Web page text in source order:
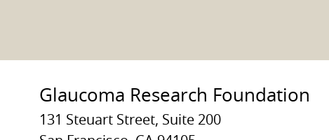
Glaucoma Research Foundation
131 Steuart Street, Suite 200